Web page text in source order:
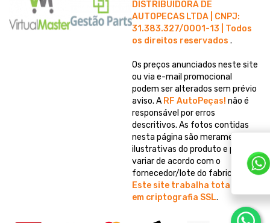
DISTRIBUIDORA DE
AUTOPECAS LTDA | CNPJ:
31.383.327/0001-13 | Todos
os direitos reservados.
Os preços anunciados neste site
ou via e-mail promocional
podem ser alterados sem prévio
aviso. A RF AutoPeças! não é
responsável por erros
descritivos. As fotos contidas
nesta página são meramente
ilustrativas do produto e podem
variar de acordo com o
fornecedor/lote do fabricante.
Este site trabalha totalmente
em criptografia SSL.